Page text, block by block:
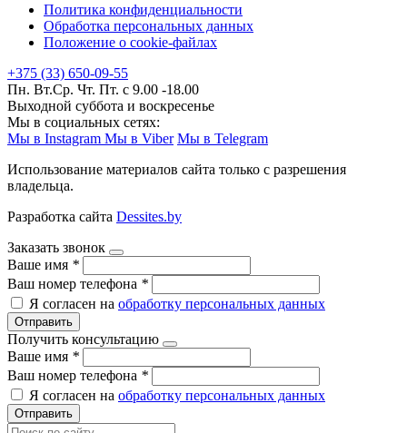
Политика конфиденциальности
Обработка персональных данных
Положение о cookie-файлах
+375 (33) 650-09-55
Пн. Вт.Ср. Чт. Пт. с 9.00 -18.00
Выходной суббота и воскресенье
Мы в социальных сетях:
Мы в Instagram Мы в Viber Мы в Telegram
Использование материалов сайта только с разрешения
владельца.
Разработка сайта Dessites.by
Заказать звонок
Ваше имя *
Ваш номер телефона *
Я согласен на обработку персональных данных
Отправить
Получить консультацию
Ваше имя *
Ваш номер телефона *
Я согласен на обработку персональных данных
Отправить